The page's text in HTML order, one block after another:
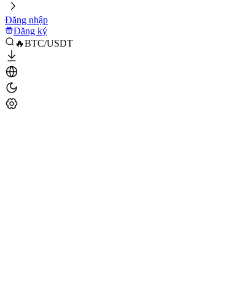
Đăng nhập
Đăng ký
🔥BTC/USDT